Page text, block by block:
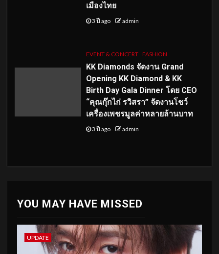
เมืองไทย
3 ปี ago admin
EVENT & CONCERT FASHION
KK Diamonds จัดงาน Grand
Opening KK Diamond & KK
Birth Day Gala Dinner โดย CEO
“คุณกุ๊กไก่ รวิสรา” จัดงานโชว์
เครื่องเพชรมูลค่าหลายล้านบาท
3 ปี ago admin
YOU MAY HAVE MISSED
UPDATE